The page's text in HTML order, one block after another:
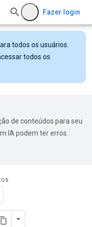
Fazer login
todos os usuários.
todos os
de conteúdos para seu
IA podem ter erros.